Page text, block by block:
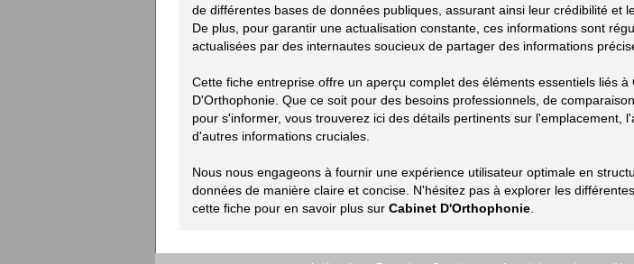
de différentes bases de données publiques, assurant ainsi leur crédibilité et
De plus, pour garantir une actualisation constante, ces informations sont
actualisées par des internautes soucieux de partager des informations
Cette fiche entreprise offre un aperçu complet des éléments essentiels liés à
D'Orthophonie. Que ce soit pour des besoins professionnels, de
pour s'informer, vous trouverez ici des détails pertinents sur l'emplacement,
d'autres informations cruciales.
Nous nous engageons à fournir une expérience utilisateur optimale en
données de manière claire et concise. N'hésitez pas à explorer les
cette fiche pour en savoir plus sur Cabinet D'Orthophonie